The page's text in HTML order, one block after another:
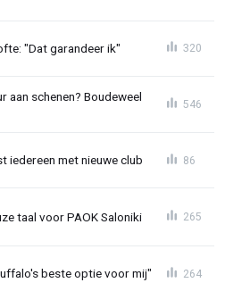
"Dat garandeer ik" 320
aan schenen? Boudeweel
546
iedereen met nieuwe club 86
taal voor PAOK Saloniki 265
beste optie voor mij" 264